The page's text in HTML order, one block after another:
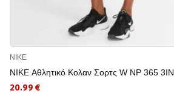
NIKE
NIKE Αθλητικό Κολαν Σορτς W NP 365 3IN
20.99 €